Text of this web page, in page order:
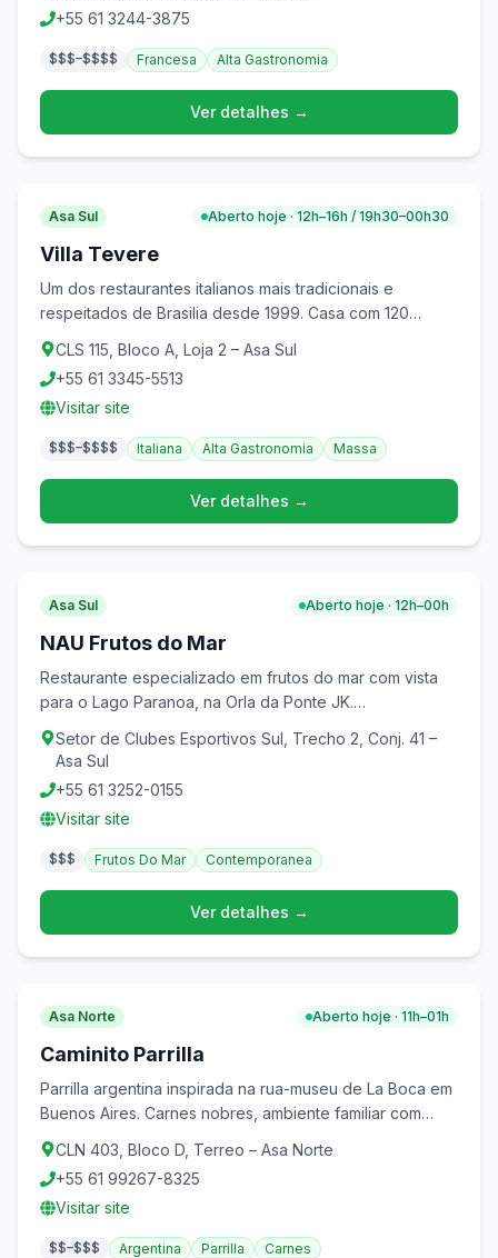
+55 61 3244-3875
$$$–$$$$ Francesa Alta Gastronomia
Ver detalhes →
Asa Sul Aberto hoje · 12h–16h / 19h30–00h30
Villa Tevere
Um dos restaurantes italianos mais tradicionais e
respeitados de Brasilia desde 1999. Casa com 120
lugares na esquina da 115 Sul. Menu executivo no
almoco.
CLS 115, Bloco A, Loja 2 – Asa Sul
+55 61 3345-5513
Visitar site
$$$–$$$$ Italiana Alta Gastronomia Massa
Ver detalhes →
Asa Sul Aberto hoje · 12h–00h
NAU Frutos do Mar
Restaurante especializado em frutos do mar com vista
para o Lago Paranoa, na Orla da Ponte JK.
Estacionamento coberto gratuito.
Setor de Clubes Esportivos Sul, Trecho 2, Conj. 41 –
Asa Sul
+55 61 3252-0155
Visitar site
$$$ Frutos Do Mar Contemporanea
Ver detalhes →
Asa Norte Aberto hoje · 11h–01h
Caminito Parrilla
Parrilla argentina inspirada na rua-museu de La Boca em
Buenos Aires. Carnes nobres, ambiente familiar com
brinquedoteca e programacao especial.
CLN 403, Bloco D, Terreo – Asa Norte
+55 61 99267-8325
Visitar site
$$–$$$ Argentina Parrilla Carnes